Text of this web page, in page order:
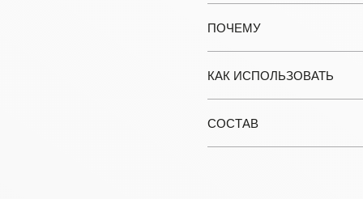
ПОЧЕМУ
КАК ИСПОЛЬЗОВАТЬ
СОСТАВ